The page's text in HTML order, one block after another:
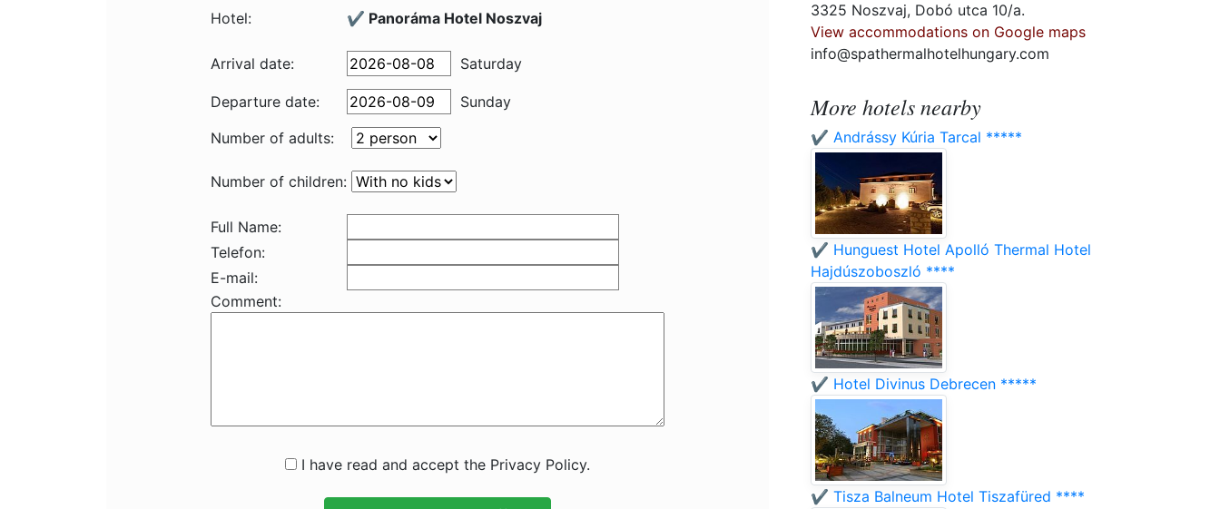
Hotel: ✔️ Panoráma Hotel Noszvaj
Arrival date: Saturday
Departure date:
Sunday
Number of adults:
Number of children:
Full Name:
Telefon:
E-mail:
Comment:
I have read and accept the Privacy Policy.
3325 Noszvaj, Dobó utca 10/a.
View accommodations on Google maps
info@spathermalhotelhungary.com
More hotels nearby
✔️ Andrássy Kúria Tarcal *****
✔️ Hunguest Hotel Apolló Thermal Hotel
Hajdúszoboszló ****
✔️ Hotel Divinus Debrecen *****
✔️ Tisza Balneum Hotel Tiszafüred ****